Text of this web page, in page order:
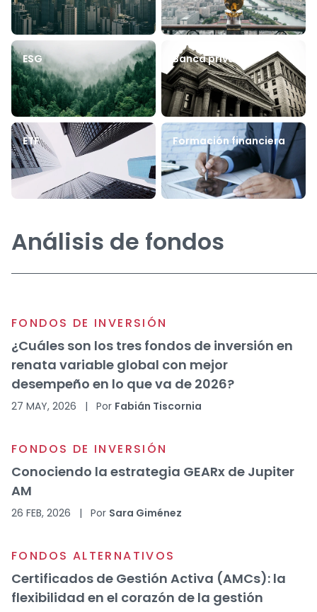
ESG Banca privada
ETF Formación financiera
Análisis de fondos
FONDOS DE INVERSIÓN
¿Cuáles son los tres fondos de inversión en
renata variable global con mejor
desempeño en lo que va de 2026?
27 MAY, 2026 | Por Fabián Tiscornia
FONDOS DE INVERSIÓN
Conociendo la estrategia GEARx de Jupiter
AM
26 FEB, 2026 | Por Sara Giménez
FONDOS ALTERNATIVOS
Certificados de Gestión Activa (AMCs): la
flexibilidad en el corazón de la gestión